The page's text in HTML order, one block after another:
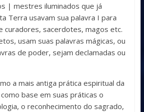
| mestres iluminados que já
Terra usavam sua palavra I para
curadores, sacerdotes, magos etc.
usam suas palavras mágicas, ou
de poder, sejam declamadas ou
a mais antiga prática espiritual da
base em suas práticas o
o reconheci­mento do sagrado,